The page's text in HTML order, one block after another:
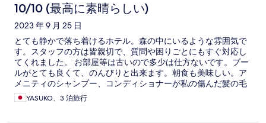
10/10 (最高に素晴らしい)
2023 年 9 月 25 日
とても静かで落ち着けるホテル。森の中にいるような雰囲気で
す。スタッフの方は皆親切で、質問や困りごとにもすぐ対応し
てくれました。 お部屋等は古いので多少は仕方ないです。プー
ルがとても良くて、のんびりと出来ます。朝食も美味しい。ア
メニティのシャンプー、コンディショナーが私の傷んだ髪の毛
に合っていて、ずっとしっとり！買って帰りたいくらいでし
た。静かにのんびりと過ごしたい人にはおすすめのホテルで
YASUKO、3 泊旅行